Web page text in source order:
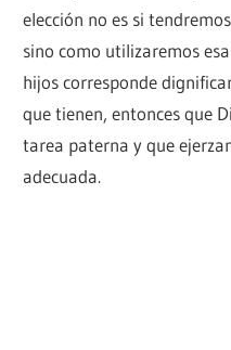
elección no es si
sino como utilizaremos
hijos corresponde
que tienen, entonces que
tarea paterna y que
adecuada.